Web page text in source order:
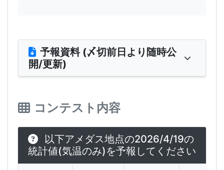
予報資料 (〆切前日より随時公
開/更新)
コンテスト内容
以下アメダス地点の2026/4/19の
統計値(気温のみ)を予報してください